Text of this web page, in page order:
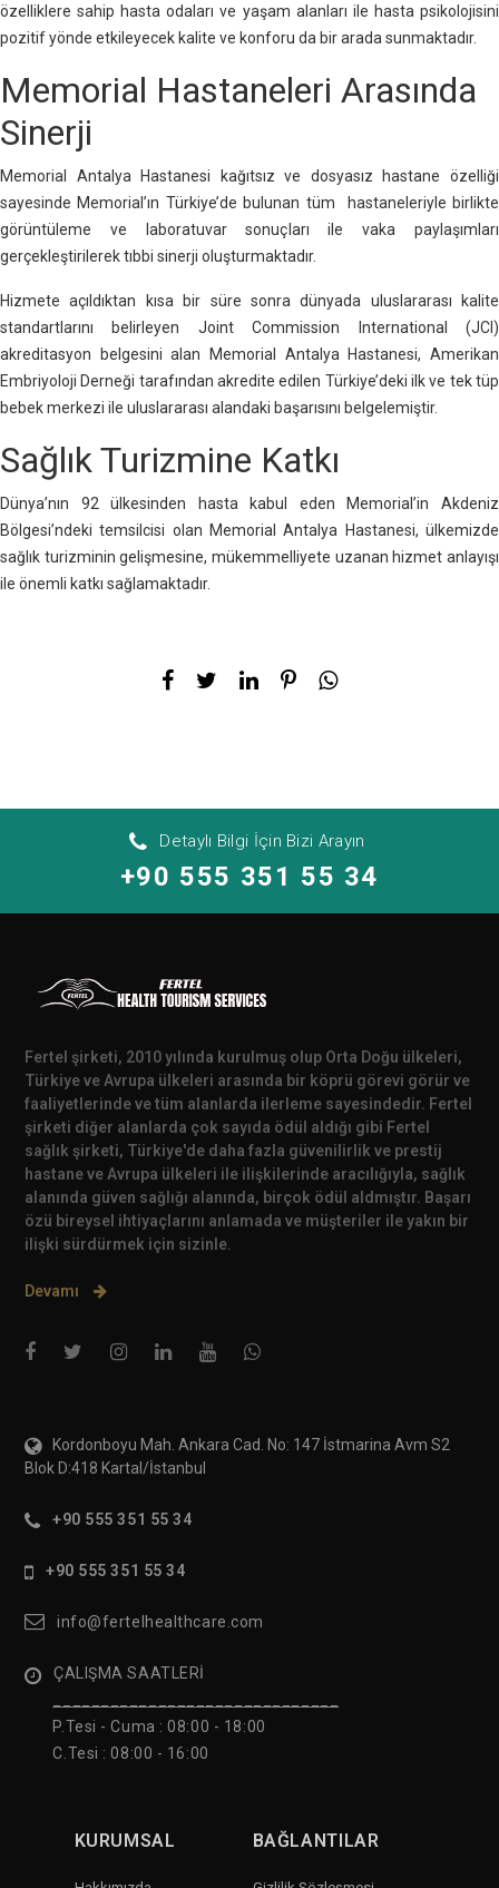
özelliklere sahip hasta odaları ve yaşam alanları ile hasta psikolojisini
pozitif yönde etkileyecek kalite ve konforu da bir arada sunmaktadır.
Memorial Hastaneleri Arasında
Sinerji
Memorial Antalya Hastanesi kağıtsız ve dosyasız hastane özelliği
sayesinde Memorial’ın Türkiye’de bulunan tüm hastaneleriyle birlikte
görüntüleme ve laboratuvar sonuçları ile vaka paylaşımları
gerçekleştirilerek tıbbi sinerji oluşturmaktadır.
Hizmete açıldıktan kısa bir süre sonra dünyada uluslararası kalite
standartlarını belirleyen Joint Commission International (JCI)
akreditasyon belgesini alan Memorial Antalya Hastanesi, Amerikan
Embriyoloji Derneği tarafından akredite edilen Türkiye’deki ilk ve tek tüp
bebek merkezi ile uluslararası alandaki başarısını belgelemiştir.
Sağlık Turizmine Katkı
Dünya’nın 92 ülkesinden hasta kabul eden Memorial’in Akdeniz
Bölgesi’ndeki temsilcisi olan Memorial Antalya Hastanesi, ülkemizde
sağlık turizminin gelişmesine, mükemmelliyete uzanan hizmet anlayışı
ile önemli katkı sağlamaktadır.
Detaylı Bilgi İçin Bizi Arayın
+90 555 351 55 34
Fertel şirketi, 2010 yılında kurulmuş olup Orta Doğu ülkeleri,
Türkiye ve Avrupa ülkeleri arasında bir köprü görevi görür ve
faaliyetlerinde ve tüm alanlarda ilerleme sayesindedir. Fertel
şirketi diğer alanlarda çok sayıda ödül aldığı gibi Fertel
sağlık şirketi, Türkiye'de daha fazla güvenilirlik ve prestij
hastane ve Avrupa ülkeleri ile ilişkilerinde aracılığıyla, sağlık
alanında güven sağlığı alanında, birçok ödül aldmıştır. Başarı
özü bireysel ihtiyaçlarını anlamada ve müşteriler ile yakın bir
ilişki sürdürmek için sizinle.
Devamı
Kordonboyu Mah. Ankara Cad. No: 147 İstmarina Avm S2
Blok D:418 Kartal/İstanbul
+90 555 351 55 34
+90 555 351 55 34
info@fertelhealthcare.com
ÇALIŞMA SAATLERİ
P.Tesi - Cuma : 08:00 - 18:00
C.Tesi : 08:00 - 16:00
KURUMSAL BAĞLANTILAR